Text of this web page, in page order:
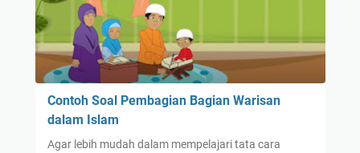
Contoh Soal Pembagian Bagian Warisan
dalam Islam
Agar lebih mudah dalam mempelajari tata cara